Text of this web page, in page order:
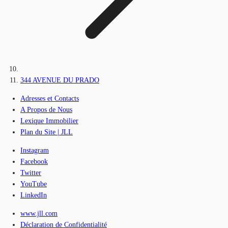
344 AVENUE DU PRADO
Adresses et Contacts
A Propos de Nous
Lexique Immobilier
Plan du Site | JLL
Instagram
Facebook
Twitter
YouTube
LinkedIn
www.jll.com
Déclaration de Confidentialité